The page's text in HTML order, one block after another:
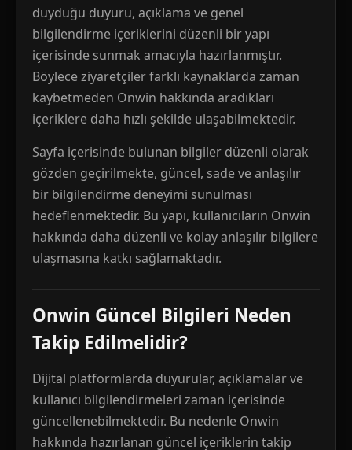
duyduğu duyuru, açıklama ve genel
bilgilendirme içeriklerini düzenli bir yapı
içerisinde sunmak amacıyla hazırlanmıştır.
Böylece ziyaretçiler farklı kaynaklarda zaman
kaybetmeden Onwin hakkında aradıkları
içeriklere daha hızlı şekilde ulaşabilmektedir.
Sayfa içerisinde bulunan bilgiler düzenli olarak
gözden geçirilmekte, güncel, sade ve anlaşılır
bir bilgilendirme deneyimi sunulması
hedeflenmektedir. Bu yapı, kullanıcıların Onwin
hakkında daha düzenli ve kolay anlaşılır bilgilere
ulaşmasına katkı sağlamaktadır.
Onwin Güncel Bilgileri Neden
Takip Edilmelidir?
Dijital platformlarda duyurular, açıklamalar ve
kullanıcı bilgilendirmeleri zaman içerisinde
güncellenebilmektedir. Bu nedenle Onwin
hakkında hazırlanan güncel içeriklerin takip